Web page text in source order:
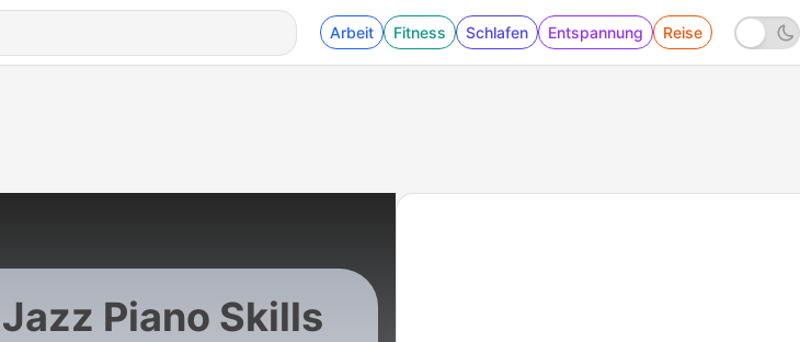
Arbeit Fitness Schlafen Entspannung Reise
Jazz Piano Skills